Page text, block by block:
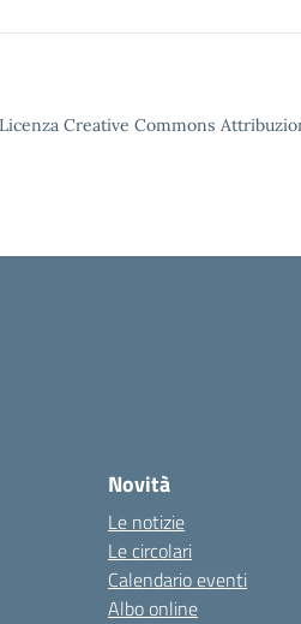
Creative Commons
Novità
Le notizie
Le circolari
Calendario eventi
Albo online